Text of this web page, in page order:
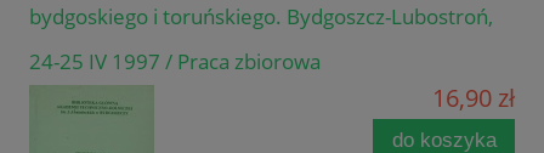
bydgoskiego i toruńskiego. Bydgoszcz-Lubostroń,
24-25 IV 1997 / Praca zbiorowa
16,90 zł
do koszyka